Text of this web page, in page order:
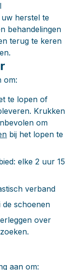
herstel te
behandelingen
terug te keren
om:
te lopen of
Krukken
om
bij het lopen te
elke 2 uur 15
verband
de schoenen
over
aan om: